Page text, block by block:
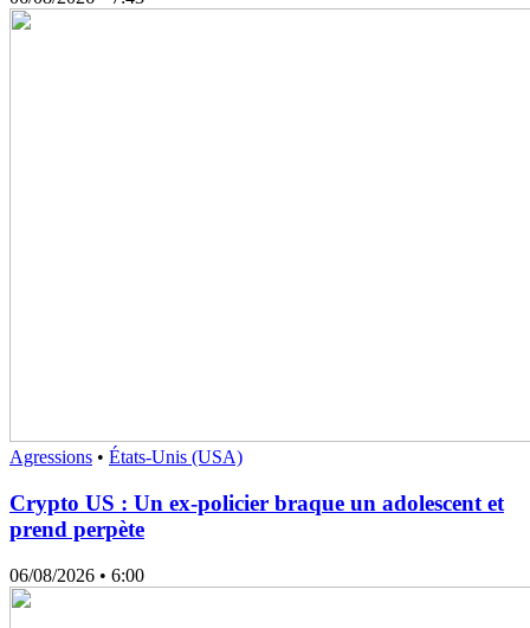
Agressions • États-Unis (USA)
Crypto US : Un ex-policier braque un adolescent et
prend perpète
06/08/2026 • 6:00